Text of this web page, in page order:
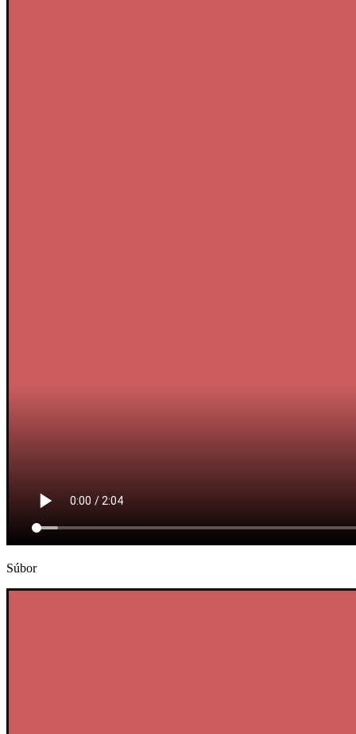
Súbor